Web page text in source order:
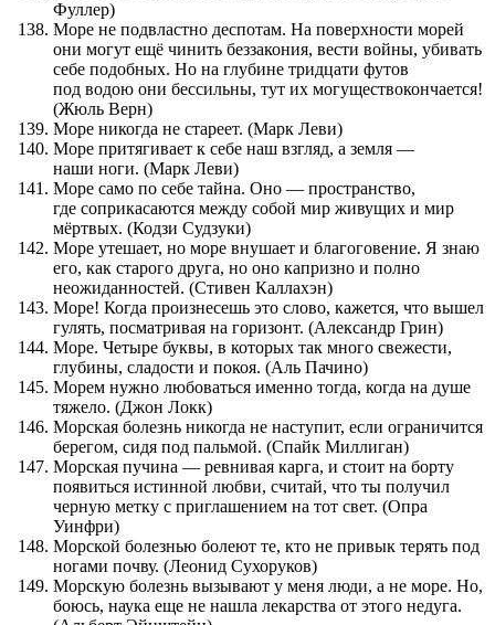
Фуллер)
Море не подвластно деспотам. На поверхности морей
они могут ещё чинить беззакония, вести войны, убивать
себе подобных. Но на глубине тридцати футов
под водою они бессильны, тут их могуществокончается!
(Жюль Верн)
Море никогда не стареет. (Марк Леви)
Море притягивает к себе наш взгляд, а земля —
наши ноги. (Марк Леви)
Море само по себе тайна. Оно — пространство,
где соприкасаются между собой мир живущих и мир
мёртвых. (Кодзи Судзуки)
Море утешает, но море внушает и благоговение. Я знаю
его, как старого друга, но оно капризно и полно
неожиданностей. (Стивен Каллахэн)
Море! Когда произнесешь это слово, кажется, что вышел
гулять, посматривая на горизонт. (Александр Грин)
Море. Четыре буквы, в которых так много свежести,
глубины, сладости и покоя. (Аль Пачино)
Морем нужно любоваться именно тогда, когда на душе
тяжело. (Джон Локк)
Морская болезнь никогда не наступит, если ограничится
берегом, сидя под пальмой. (Спайк Миллиган)
Морская пучина — ревнивая карга, и стоит на борту
появиться истинной любви, считай, что ты получил
черную метку с приглашением на тот свет. (Опра
Уинфри)
Морской болезнью болеют те, кто не привык терять под
ногами почву. (Леонид Сухоруков)
Морскую болезнь вызывают у меня люди, а не море. Но,
боюсь, наука еще не нашла лекарства от этого недуга.